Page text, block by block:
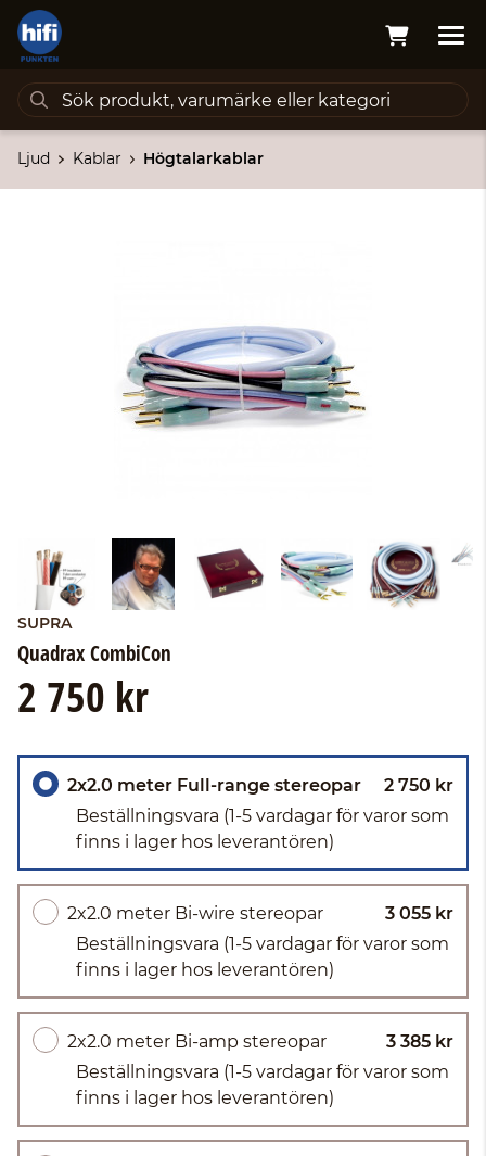
Ljud Kablar Högtalarkablar
SUPRA
Quadrax CombiCon
2 750 kr
2x2.0 meter Full-range stereopar
2 750 kr
Beställningsvara (1-5 vardagar för varor som
finns i lager hos leverantören)
2x2.0 meter Bi-wire stereopar
3 055 kr
Beställningsvara (1-5 vardagar för varor som
finns i lager hos leverantören)
2x2.0 meter Bi-amp stereopar
3 385 kr
Beställningsvara (1-5 vardagar för varor som
finns i lager hos leverantören)